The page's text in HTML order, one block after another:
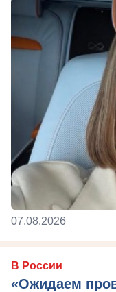
07.08.2026
В России
«Ожидаем